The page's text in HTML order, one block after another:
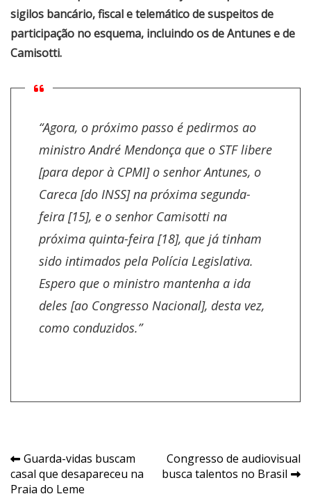
sigilos bancário, fiscal e telemático de suspeitos de
participação no esquema, incluindo os de Antunes e de
Camisotti.
“Agora, o próximo passo é pedirmos ao
ministro André Mendonça que o STF libere
[para depor à CPMI] o senhor Antunes, o
Careca [do INSS] na próxima segunda-
feira [15], e o senhor Camisotti na
próxima quinta-feira [18], que já tinham
sido intimados pela Polícia Legislativa.
Espero que o ministro mantenha a ida
deles [ao Congresso Nacional], desta vez,
como conduzidos.”
Navegação
de
Guarda-vidas buscam
casal que desapareceu na
Praia do Leme
Congresso de audiovisual
busca talentos no Brasil